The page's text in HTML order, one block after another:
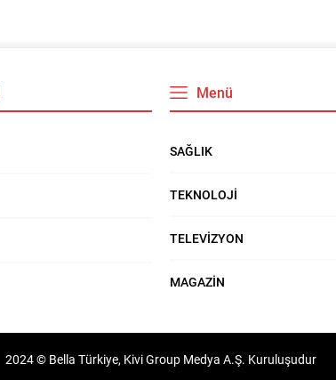
Menü
SAĞLIK
TEKNOLOJİ
TELEVİZYON
MAGAZİN
2024 © Bella Türkiye, Kivi Group Medya A.Ş. Kuruluşudur